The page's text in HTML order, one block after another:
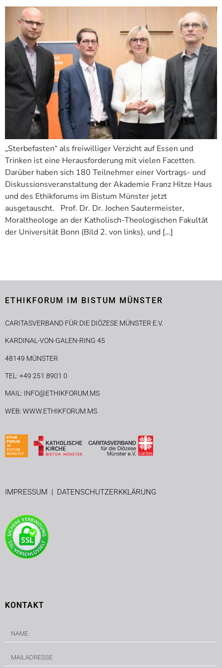
„Sterbefasten“ als freiwilliger Verzicht auf Essen und
Trinken ist eine Herausforderung mit vielen Facetten.
Darüber haben sich 180 Teilnehmer einer Vortrags- und
Diskussionsveranstaltung der Akademie Franz Hitze Haus
und des Ethikforums im Bistum Münster jetzt
ausgetauscht. Prof. Dr. Dr. Jochen Sautermeister,
Moraltheologe an der Katholisch-Theologischen Fakultät
der Universität Bonn (Bild 2. von links), und […]
ETHIKFORUM IM BISTUM MÜNSTER
CARITASVERBAND FÜR DIE DIÖZESE MÜNSTER E.V.
KARDINAL-VON-GALEN-RING 45
48149 MÜNSTER
TEL: +49 251 8901 0
MAIL: INFO@ETHIKFORUM.MS
WEB: WWW.ETHIKFORUM.MS
IMPRESSUM | DATENSCHUTZERKKLÄRUNG
KONTAKT